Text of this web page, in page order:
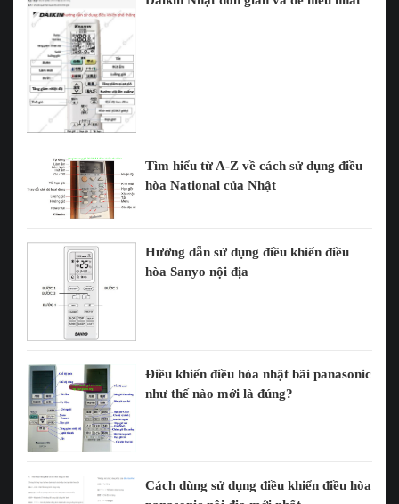
Tìm hiểu từ A-Z về cách sử dụng điều
hòa National của Nhật
Hướng dẫn sử dụng điều khiển điều
hòa Sanyo nội địa
Điều khiển điều hòa nhật bãi panasonic
như thế nào mới là đúng?
Cách dùng sử dụng điều khiển điều hòa